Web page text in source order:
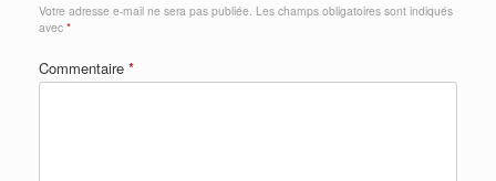
Votre adresse e-mail ne sera pas publiée. Les champs obligatoires sont indiqués
avec *
Commentaire *